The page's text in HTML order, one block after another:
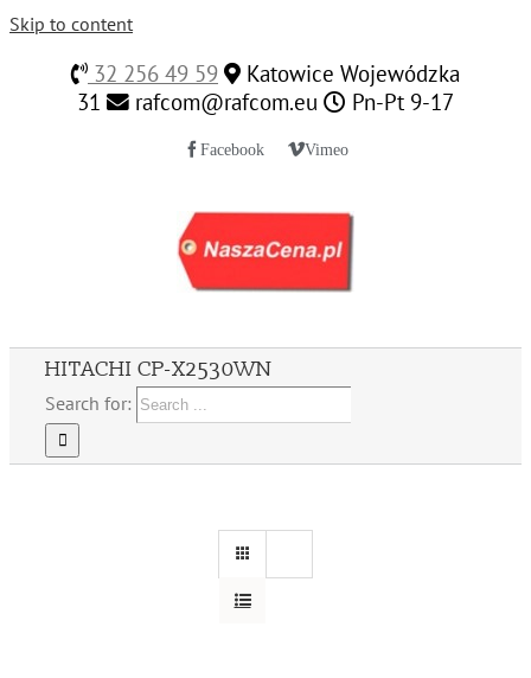
Skip to content
32 256 49 59
Katowice Wojewódzka
31
rafcom@rafcom.eu Pn-Pt 9-17
Facebook Vimeo
HITACHI CP-X2530WN
Search for: